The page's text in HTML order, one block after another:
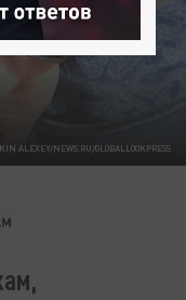
ALEXEY/NEWS.RU/GLOBALLOOKPRESS